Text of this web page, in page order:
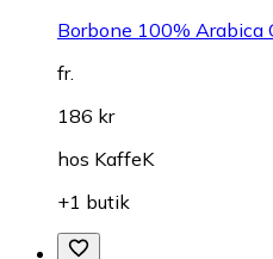
Borbone 100%
fr.
186 kr
hos KaffeK
+1 butik